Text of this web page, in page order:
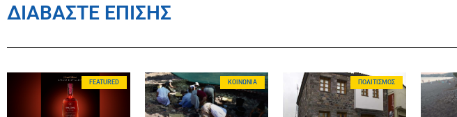
ΔΙΑΒΑΣΤΕ ΕΠΙΣΗΣ
FEATURED ΚΟΙΝΩΝΊΑ ΠΟΛΙΤΙΣΜΌΣ